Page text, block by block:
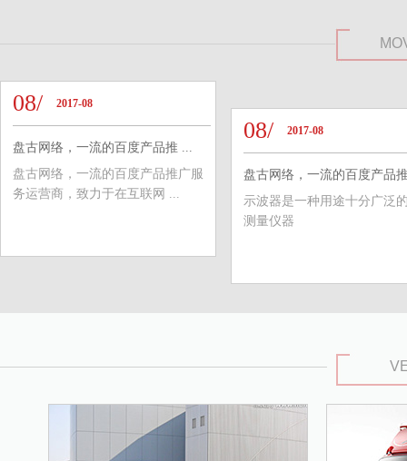
08/ 2017-08
盘古网络，一流的百度产品推 ...
盘古网络，一流的百度产品推广服
务运营商，致力于在互联网 ...
08/ 2017-08
盘古网络，一流的百度产品
示波器是一种用途十分广泛
测量仪器